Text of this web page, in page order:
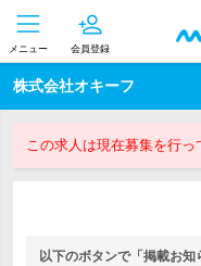
メニュー 会員登録
株式会社オキーフ
この求人は現在募集を行っ
以下のボタンで「掲載お